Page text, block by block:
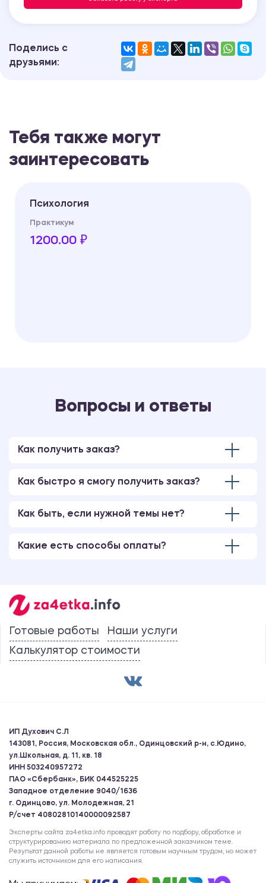
Поделись с
друзьями:
Тебя также могут
заинтересовать
Психология
Практикум
1200.00 ₽
Вопросы и ответы
Как получить заказ?
Как быстро я смогу получить заказ?
Как быть, если нужной темы нет?
Какие есть способы оплаты?
Готовые работы
Наши услуги
Калькулятор стоимости
ИП Духович С.Л
143081, Россия, Московская обл., Одинцовский р-н, с.Юдино,
ул.Школьная, д. 11, кв. 18
ИНН 503240957272
ПАО «Сбербанк», БИК 044525225
Западное отделение 9040/1636
г. Одинцово, ул. Молодежная, 21
Р/счет 40802810140000092587
Эксперты сайта za4etka.info проводят работу по подбору, обработке и
структурированию материала по предложенной заказчиком теме.
Результат данной работы не является готовым научным трудом, но может
служить источником для его написания.